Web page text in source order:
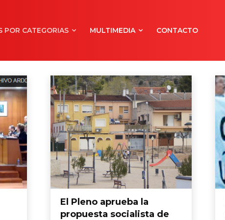
POR CATEGORIAS MULTIMEDIA CONTACTO
El Pleno aprueba la
propuesta socialista de